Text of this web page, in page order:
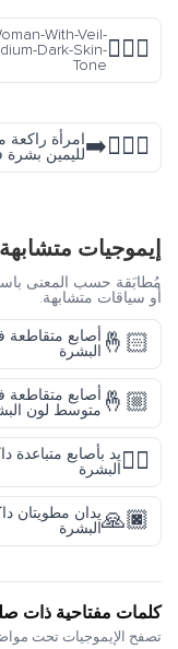
👰🏾‍♀️
With-Veil-
Dark-Skin-
Tone
🧎🏻‍♀️‍➡️امرأة راكعة
لليمين بشرة
إيموجيات متشابهة
مُطابَقة حسب المعنى
أو سياقات متشابهة.
🤞🏻 أصابع متقاطعة
البشرة
🤞🏼 أصابع متقاطعة
متوسط لون
🖐🏿يد بأصابع متباعدة
البشرة
🙏🏿يدان مطويتان
البشرة
كلمات مفتاحية ذات
تصفح الإيموجيات تحت